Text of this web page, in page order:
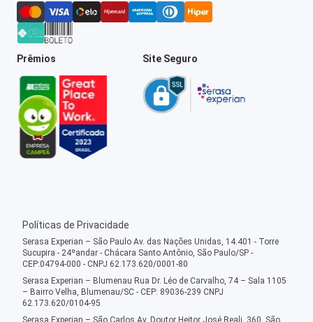
Prêmios Site Seguro
Políticas de Privacidade
Serasa Experian – São Paulo Av. das Nações Unidas, 14.401 - Torre
Sucupira - 24ºandar - Chácara Santo Antônio, São Paulo/SP -
CEP:04794-000 - CNPJ 62.173.620/0001-80
Serasa Experian – Blumenau Rua Dr. Léo de Carvalho, 74 – Sala 1105
– Bairro Velha, Blumenau/SC - CEP: 89036-239 CNPJ
62.173.620/0104-95
Serasa Experian – São Carlos Av. Doutor Heitor José Reali, 360, São